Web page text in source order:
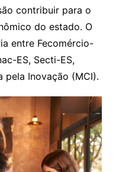
contribuir para o
do estado. O
entre Fecomércio-
ES, Secti-ES,
pela Inovação (MCI).